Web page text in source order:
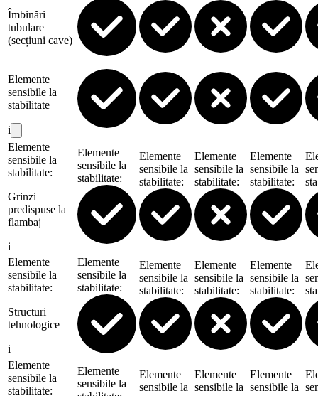
Îmbinări
tubulare
(secțiuni cave)
Elemente
sensibile la
stabilitate
i
Elemente
sensibile la
stabilitate:
Grinzi
predispuse la
flambaj
i
Elemente
sensibile la
stabilitate:
Elemente
sensibile la
stabilitate:
Elemente
sensibile la
stabilitate:
Elemente
sensibile la
stabilitate:
Elemente
sensibile la
stabilitate:
Structuri
tehnologice
i
Elemente
sensibile la
stabilitate:
Elemente
sensibile la
stabilitate:
Elemente
sensibile la
stabilitate:
Elemente
sensibile la
stabilitate:
Elemente
sensibile la
stabilitate:
Elemente
sensibile la
Elemente
sensibile la
Elemente
sensibile la
Elemente
sensibile la